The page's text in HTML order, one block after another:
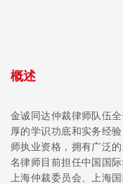
概述
金诚同达仲裁律师队伍
厚的学识功底和实务经
师执业资格，拥有广泛
名律师目前担任中国国
上海仲裁委员会、上海